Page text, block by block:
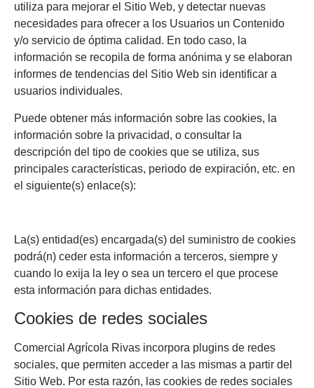
utiliza para mejorar el Sitio Web, y detectar nuevas
necesidades para ofrecer a los Usuarios un Contenido
y/o servicio de óptima calidad. En todo caso, la
información se recopila de forma anónima y se elaboran
informes de tendencias del Sitio Web sin identificar a
usuarios individuales.
Puede obtener más información sobre las cookies, la
información sobre la privacidad, o consultar la
descripción del tipo de cookies que se utiliza, sus
principales características, periodo de expiración, etc. en
el siguiente(s) enlace(s):
La(s) entidad(es) encargada(s) del suministro de cookies
podrá(n) ceder esta información a terceros, siempre y
cuando lo exija la ley o sea un tercero el que procese
esta información para dichas entidades.
Cookies de redes sociales
Comercial Agrícola Rivas incorpora plugins de redes
sociales, que permiten acceder a las mismas a partir del
Sitio Web. Por esta razón, las cookies de redes sociales